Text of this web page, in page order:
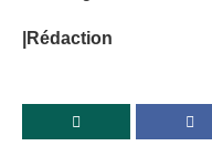
|Rédaction